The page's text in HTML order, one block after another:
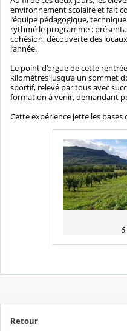
environnement scolaire et fait
l’équipe pédagogique,
rythmé le programme :
cohésion, découverte des
l’année.
Le point d’orgue de cette
kilomètres jusqu’à un sommet
sportif, relevé par tous avec
formation à venir, demandant
Cette expérience jette les
6
Retour